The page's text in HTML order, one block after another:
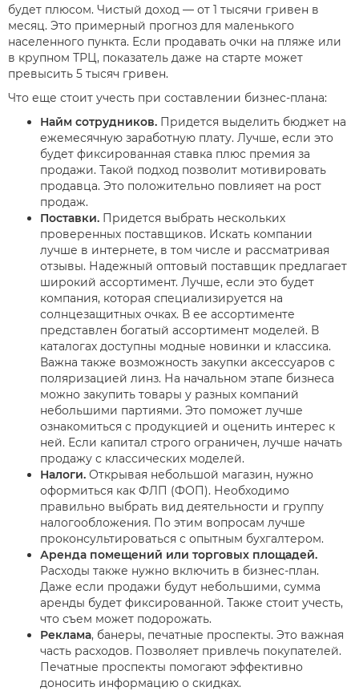
будет плюсом. Чистый доход — от 1 тысячи гривен в
месяц. Это примерный прогноз для маленького
населенного пункта. Если продавать очки на пляже или
в крупном ТРЦ, показатель даже на старте может
превысить 5 тысяч гривен.
Что еще стоит учесть при составлении бизнес-плана:
Найм сотрудников. Придется выделить бюджет на
ежемесячную заработную плату. Лучше, если это
будет фиксированная ставка плюс премия за
продажи. Такой подход позволит мотивировать
продавца. Это положительно повлияет на рост
продаж.
Поставки. Придется выбрать нескольких
проверенных поставщиков. Искать компании
лучше в интернете, в том числе и рассматривая
отзывы. Надежный оптовый поставщик предлагает
широкий ассортимент. Лучше, если это будет
компания, которая специализируется на
солнцезащитных очках. В ее ассортименте
представлен богатый ассортимент моделей. В
каталогах доступны модные новинки и классика.
Важна также возможность закупки аксессуаров с
поляризацией линз. На начальном этапе бизнеса
можно закупить товары у разных компаний
небольшими партиями. Это поможет лучше
ознакомиться с продукцией и оценить интерес к
ней. Если капитал строго ограничен, лучше начать
продажу с классических моделей.
Налоги. Открывая небольшой магазин, нужно
оформиться как ФЛП (ФОП). Необходимо
правильно выбрать вид деятельности и группу
налогообложения. По этим вопросам лучше
проконсультироваться с опытным бухгалтером.
Аренда помещений или торговых площадей.
Расходы также нужно включить в бизнес-план.
Даже если продажи будут небольшими, сумма
аренды будет фиксированной. Также стоит учесть,
что съем может подорожать.
Реклама, банеры, печатные проспекты. Это важная
часть расходов. Позволяет привлечь покупателей.
Печатные проспекты помогают эффективно
доносить информацию о скидках.